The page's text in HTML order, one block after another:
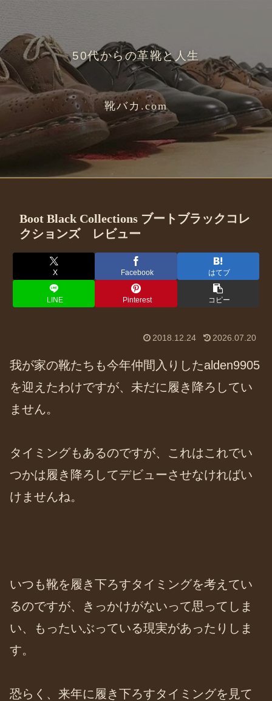
50代からの革靴と人生
靴バカ.com
Boot Black Collections ブートブラックコレ
クションズ レビュー
X Facebook はてブ
LINE Pinterest コピー
2018.12.24 2026.07.20
我が家の靴たちも今年仲間入りしたalden9905
を迎えたわけですが、未だに履き降ろしてい
ません。
タイミングもあるのですが、これはこれでい
つかは履き降ろしてデビューさせなければい
けませんね。
いつも靴を履き下ろすタイミングを考えてい
るのですが、きっかけがないって思ってしま
い、もったいぶっている現実があったりしま
す。
恐らく、来年に履き下ろすタイミングを見て